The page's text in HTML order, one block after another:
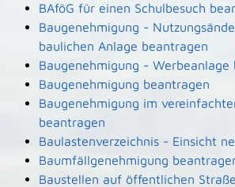
BAföG für einen Schulbesuch
Baugenehmigung -
baulichen Anlage beantragen
Baugenehmigung - Werbeanlage
Baugenehmigung beantragen
Baugenehmigung im
beantragen
Baulastenverzeichnis - Einsicht
Baumfällgenehmigung
Baustellen auf öffentlichen